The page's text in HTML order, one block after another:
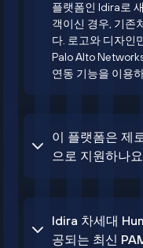
플랫폼인 Idira로
객이신 경우, 기존
다. 로고와 디자인
Palo Alto
연동 기능을 이용
이 플랫폼은 제
으로 지원하나
Idira 차세대
공되는 최신